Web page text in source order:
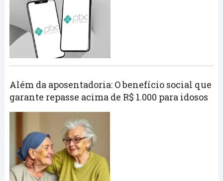
Além da aposentadoria: O benefício social que
garante repasse acima de R$ 1.000 para idosos